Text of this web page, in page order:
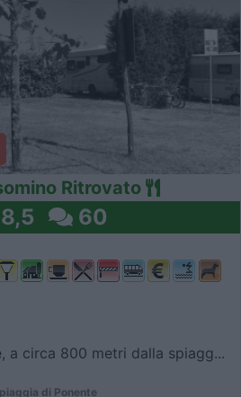
Ritrovato
8,5 60
a circa 800 metri dalla spiagg...
di Ponente